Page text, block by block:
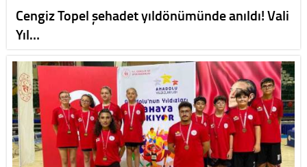
Cengiz Topel şehadet yıldönümünde anıldı! Vali
Yıl…